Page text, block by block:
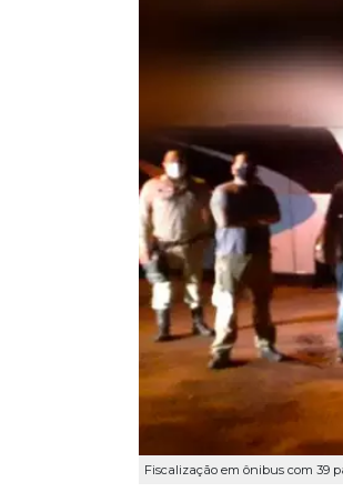
Fiscalização em ônibus com 39